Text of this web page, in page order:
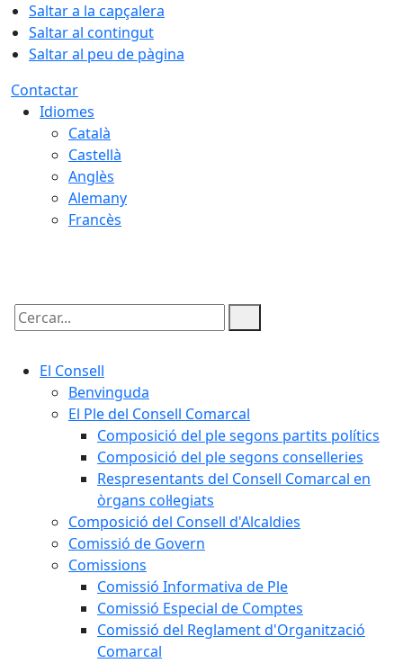
Saltar a la capçalera
Saltar al contingut
Saltar al peu de pàgina
Contactar
Idiomes
Català
Castellà
Anglès
Alemany
Francès
Cercar:
El Consell
Benvinguda
El Ple del Consell Comarcal
Composició del ple segons partits polítics
Composició del ple segons conselleries
Respresentants del Consell Comarcal en
òrgans col·legiats
Composició del Consell d'Alcaldies
Comissió de Govern
Comissions
Comissió Informativa de Ple
Comissió Especial de Comptes
Comissió del Reglament d'Organització
Comarcal